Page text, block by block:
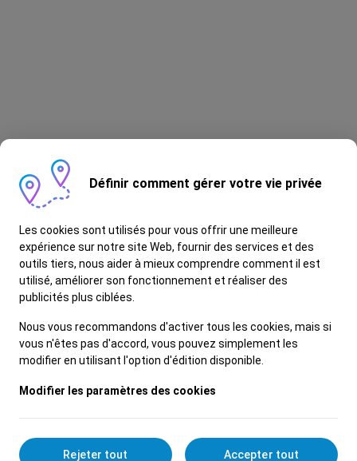
Définir comment gérer votre vie privée
Les cookies sont utilisés pour vous offrir une meilleure
expérience sur notre site Web, fournir des services et des
outils tiers, nous aider à mieux comprendre comment il est
utilisé, améliorer son fonctionnement et réaliser des
publicités plus ciblées.
Nous vous recommandons d'activer tous les cookies, mais si
vous n'êtes pas d'accord, vous pouvez simplement les
modifier en utilisant l'option d'édition disponible.
Modifier les paramètres des cookies
Rejeter tout Accepter tout